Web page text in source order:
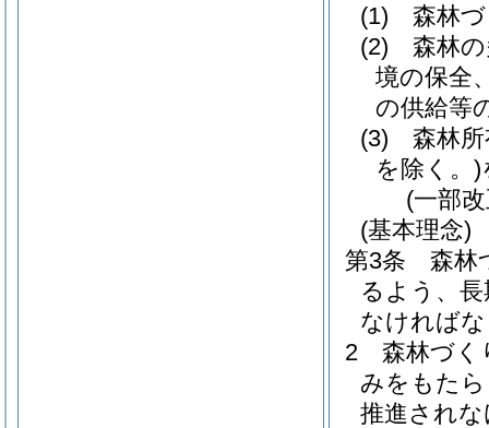
(1)
森林
(2)
森林
境の保全
の供給等
(3)
森林
を除く。)
(一部
(基本理念)
第3条
森林
るよう、
なければ
2
森林づく
みをもた
推進され